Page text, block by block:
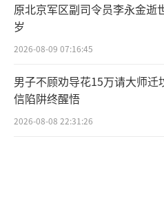
原北京军区副司令员李永金逝
岁
2026-08-09 07:16:45
男子不顾劝导花15万请大师迁
信陷阱终醒悟
2026-08-08 22:31:26